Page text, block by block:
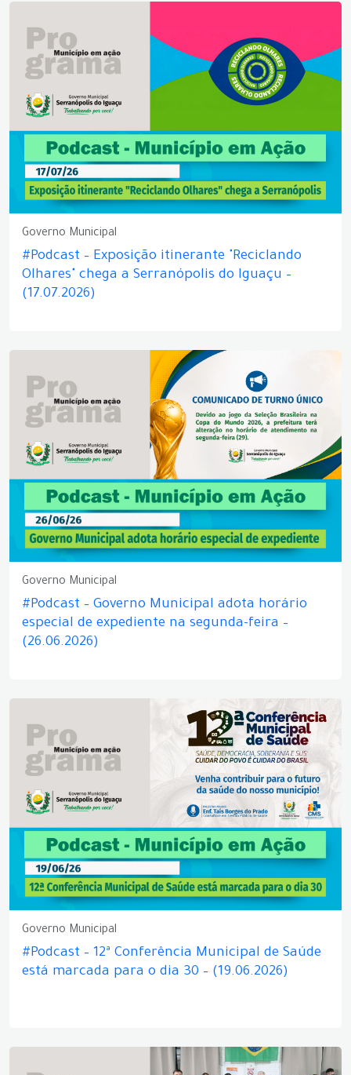
Governo Municipal
#Podcast – Exposição itinerante "Reciclando
Olhares" chega a Serranópolis do Iguaçu –
(17.07.2026)
Governo Municipal
#Podcast – Governo Municipal adota horário
especial de expediente na segunda-feira –
(26.06.2026)
Governo Municipal
#Podcast – 12ª Conferência Municipal de Saúde
está marcada para o dia 30 – (19.06.2026)